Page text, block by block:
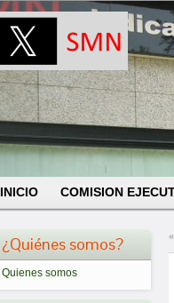
INICIO COMISION
¿Quiénes somos?
Quienes somos
«